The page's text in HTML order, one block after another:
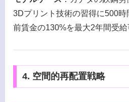
3Dプリント技術の習得に500
前賃金の130%を最大2年間受
4. 空間的再配置戦略